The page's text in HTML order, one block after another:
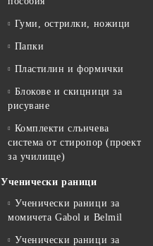
Гуми, острилки, ножици
Папки
Пластилин и формички
Блокове и скицници за
рисуване
Комплекти слънчева
система от стиропор (проект
за училище)
Ученически раници
Ученически раници за
момичета Gabol и Belmil
Ученически раници за